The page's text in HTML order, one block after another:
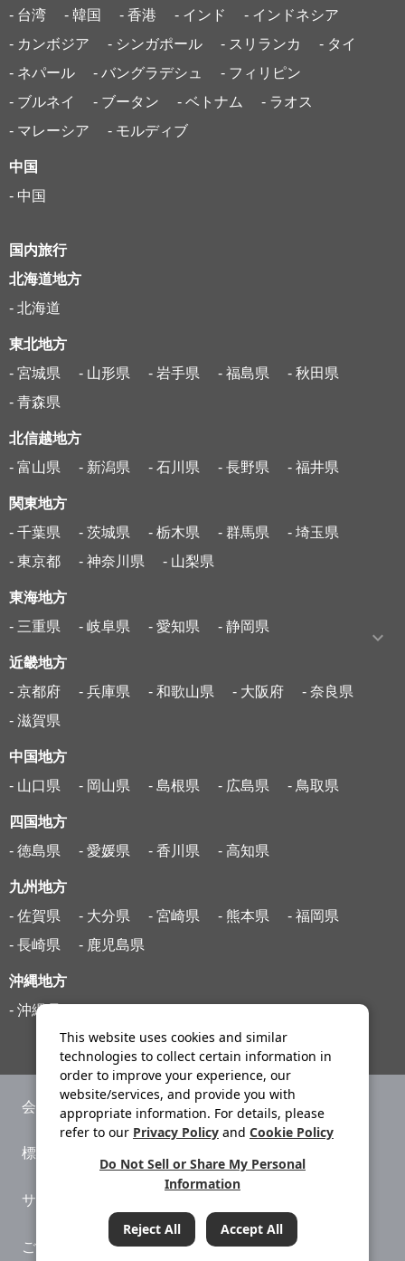
- 台湾
- 韓国 - 香港 - インド
- インドネシア
- カンボジア
- シンガポール - スリランカ
- タイ
- ネパール
- バングラデシュ
- フィリピン
- ブルネイ
- ブータン - ベトナム
- ラオス
- マレーシア
- モルディブ
中国
- 中国
国内旅行
北海道地方
- 北海道
東北地方
- 宮城県
- 山形県 - 岩手県 - 福島県
- 秋田県
- 青森県
北信越地方
- 富山県
- 新潟県 - 石川県 - 長野県 - 福井県
関東地方
- 千葉県
- 茨城県 - 栃木県 - 群馬県
- 埼玉県
- 東京都
- 神奈川県 - 山梨県
東海地方
- 三重県
- 岐阜県 - 愛知県 - 静岡県
近畿地方
- 京都府
- 兵庫県 - 和歌山県 - 大阪府
- 奈良県
- 滋賀県
中国地方
- 山口県
- 岡山県 - 島根県 - 広島県 - 鳥取県
四国地方
- 徳島県
- 愛媛県 - 香川県 - 高知県
九州地方
- 佐賀県
- 大分県 - 宮崎県 - 熊本県
- 福岡県
- 長崎県
- 鹿児島県
沖縄地方
- 沖縄県
会社案内 ニュースリリース
標識・約款
サイトマップ
ご利用案内 システムメンテナンス
This website uses cookies and similar
technologies to collect certain information in
order to improve your experience, our
website/services, and provide you with
appropriate information. For details, please
refer to our Privacy Policy and Cookie Policy
Do Not Sell or Share My Personal
Information
Reject All Accept All